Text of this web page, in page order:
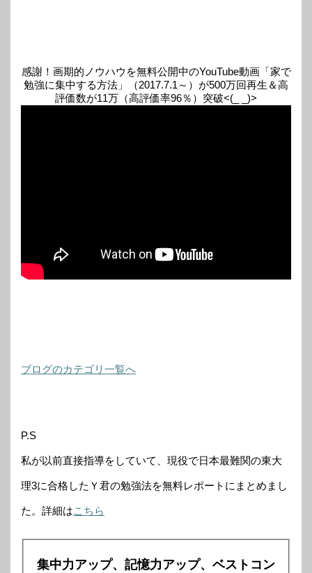
感謝！画期的ノウハウを無料公開中のYouTube動画「家で
勉強に集中する方法」（2017.7.1～）が500万回再生＆高
評価数が11万（高評価率96％）突破<(_ _)>
ブログのカテゴリ一覧へ
P.S
私が以前直接指導をしていて、現役で日本最難関の東大
理3に合格したＹ君の勉強法を無料レポートにまとめまし
た。詳細はこちら
集中力アップ、記憶力アップ、ベストコン